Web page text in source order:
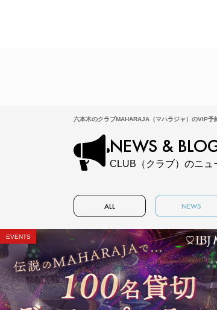
六本木のクラブMAHARAJA（マハラジャ）のVIP予
NEWS &
CLUB（クラブ）のニュ
ALL NEWS
EVENTS